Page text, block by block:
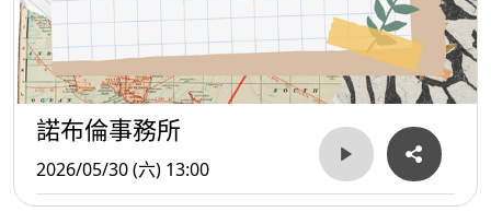
諾布倫事務所
2026/05/30 (六) 13:00